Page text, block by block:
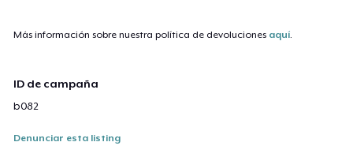
Más información sobre nuestra política de devoluciones aquí
ID de campaña
b082
Denunciar esta listing